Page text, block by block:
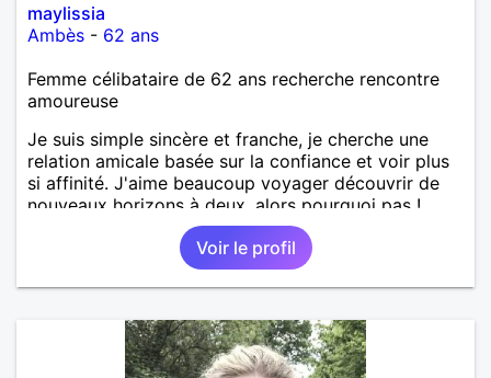
maylissia
Ambès - 62 ans
Femme célibataire de 62 ans recherche rencontre
amoureuse
Je suis simple sincère et franche, je cherche une
relation amicale basée sur la confiance et voir plus
si affinité. J'aime beaucoup voyager découvrir de
nouveaux horizons à deux, alors pourquoi pas !
Voir le profil